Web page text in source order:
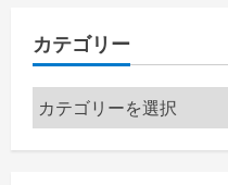
カテゴリー
カ
テ